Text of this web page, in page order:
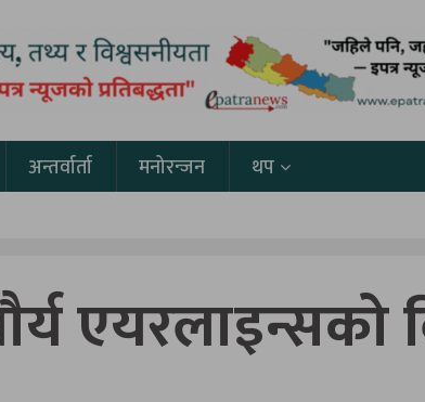
अन्तर्वार्ता मनोरन्जन थप
एयरलाइन्सको